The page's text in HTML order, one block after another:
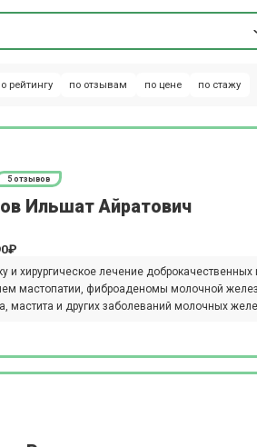
рейтингу по отзывам по цене по стажу
5 отзывов
Ильшат Айратович
и хирургическое лечение
мастопатии, фиброаденомы молочной
мастита и других заболеваний молочных